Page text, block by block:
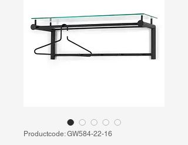
Productcode: GW584-22-16